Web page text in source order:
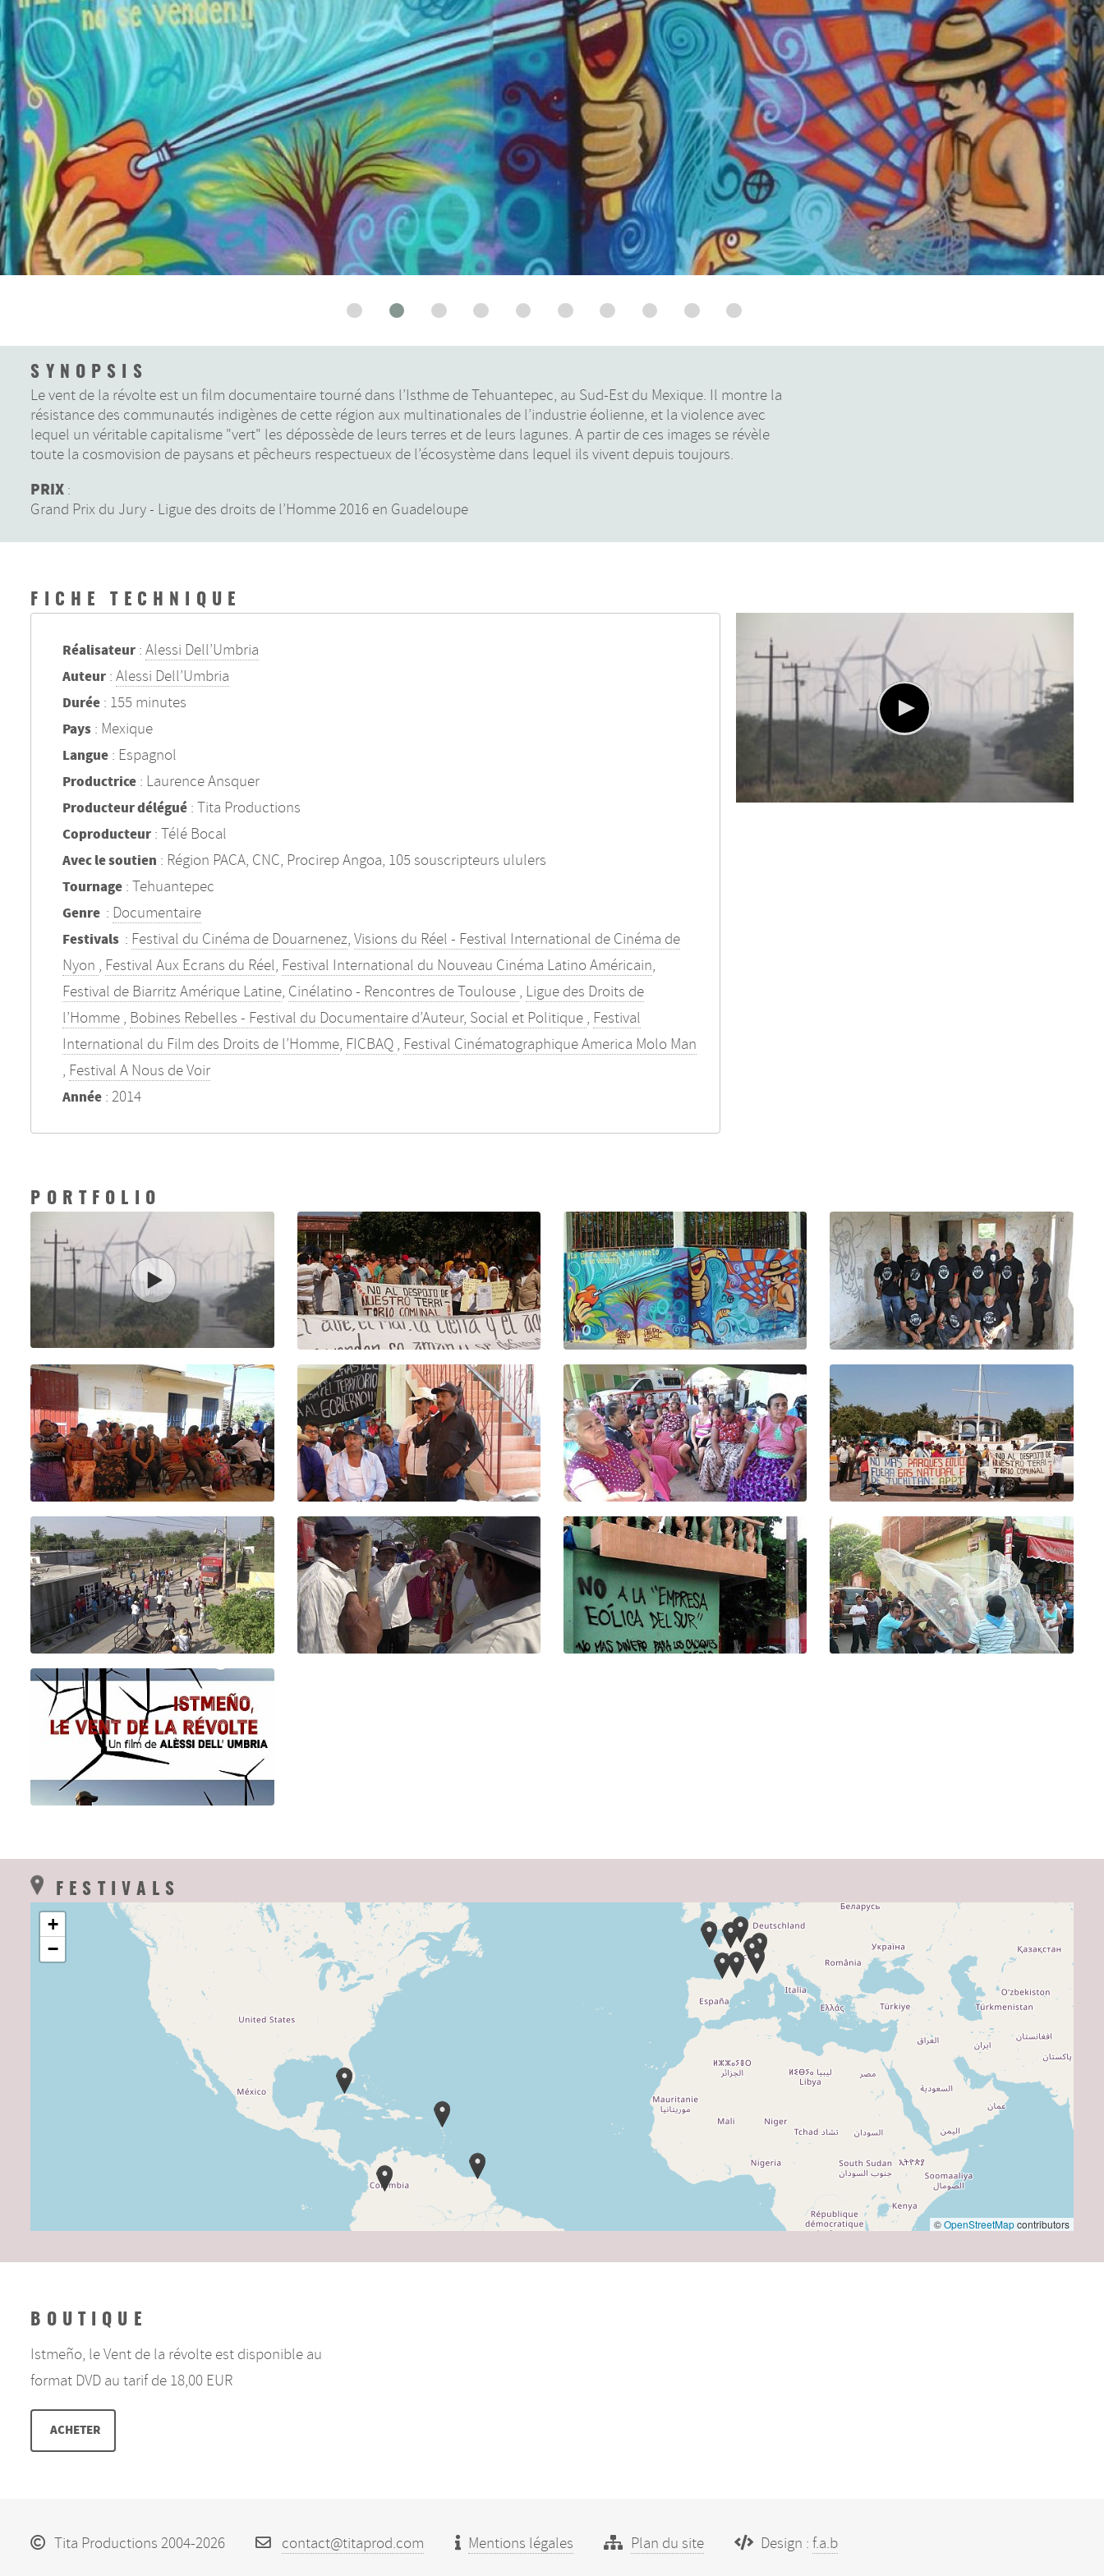
SYNOPSIS
Le vent de la révolte est un film documentaire tourné dans l’Isthme de Tehuantepec, au Sud-Est du Mexique. Il montre la
résistance des communautés indigènes de cette région aux multinationales de l’industrie éolienne, et la violence avec
lequel un véritable capitalisme "vert" les dépossède de leurs terres et de leurs lagunes. A partir de ces images se révèle
toute la cosmovision de paysans et pêcheurs respectueux de l’écosystème dans lequel ils vivent depuis toujours.
PRIX :
Grand Prix du Jury - Ligue des droits de l’Homme 2016 en Guadeloupe
FICHE TECHNIQUE
Réalisateur : Alessi Dell’Umbria
Auteur : Alessi Dell’Umbria
Durée: 155 minutes
Pays: Mexique
Langue: Espagnol
Productrice: Laurence Ansquer
Producteur délégué: Tita Productions
Coproducteur: Télé Bocal
Avec le soutien : Région PACA, CNC, Procirep Angoa, 105 souscripteurs ululers
Tournage: Tehuantepec
Genre : Documentaire
Festivals : Festival du Cinéma de Douarnenez, Visions du Réel - Festival International de Cinéma de
Nyon , Festival Aux Ecrans du Réel, Festival International du Nouveau Cinéma Latino Américain,
Festival de Biarritz Amérique Latine, Cinélatino - Rencontres de Toulouse , Ligue des Droits de
l’Homme , Bobines Rebelles - Festival du Documentaire d’Auteur, Social et Politique , Festival
International du Film des Droits de l’Homme, FICBAQ , Festival Cinématographique America Molo Man
, Festival A Nous de Voir
Année: 2014
PORTFOLIO
FESTIVALS
+
−
©OpenStreetMapcontributors
BOUTIQUE
Istmeño, le Vent de la révolte est disponible au
format DVD au tarif de 18,00 EUR
ACHETER
Tita Productions 2004-2026 contact@titaprod.com Mentions légales Plan du site Design :f.a.b